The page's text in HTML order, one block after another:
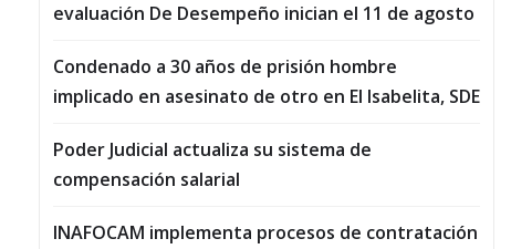
evaluación De Desempeño inician el 11 de agosto
Condenado a 30 años de prisión hombre
implicado en asesinato de otro en El Isabelita, SDE
Poder Judicial actualiza su sistema de
compensación salarial
INAFOCAM implementa procesos de contratación